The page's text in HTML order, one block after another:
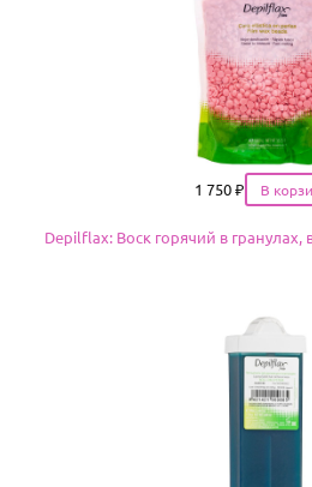
Цена
1 750 ₽
Depilflax: Воск горячий в гранулах,